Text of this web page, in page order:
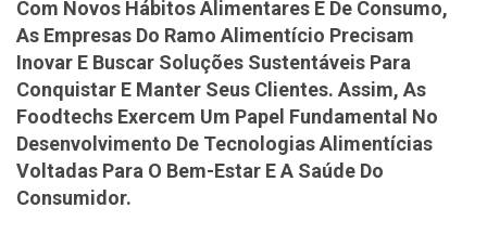
Com Novos Hábitos Alimentares E De Consumo,
As Empresas Do Ramo Alimentício Precisam
Inovar E Buscar Soluções Sustentáveis Para
Conquistar E Manter Seus Clientes. Assim, As
Foodtechs Exercem Um Papel Fundamental No
Desenvolvimento De Tecnologias Alimentícias
Voltadas Para O Bem-Estar E A Saúde Do
Consumidor.